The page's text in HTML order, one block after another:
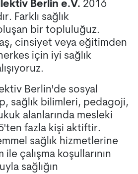
Berlin e.V. 2016
Farklı sağlık
bir topluluğuz.
cinsiyet veya eğitimden
için iyi sağlık
Berlin'de sosyal
sağlık bilimleri, pedagoji,
alanlarında mesleki
fazla kişi aktiftir.
sağlık hizmetlerine
çalışma koşullarının
sağlığın